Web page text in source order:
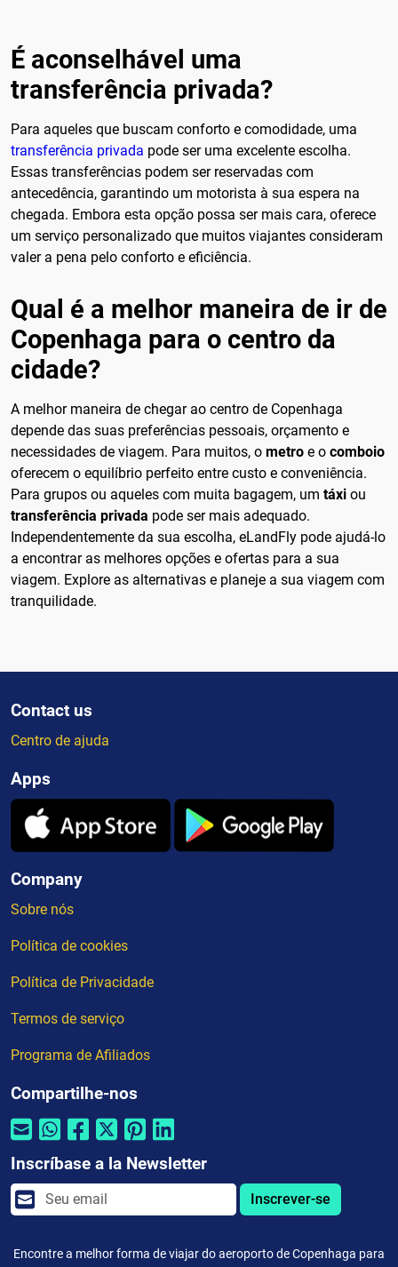
É aconselhável uma
transferência privada?
Para aqueles que buscam conforto e comodidade, uma
transferência privada pode ser uma excelente escolha.
Essas transferências podem ser reservadas com
antecedência, garantindo um motorista à sua espera na
chegada. Embora esta opção possa ser mais cara, oferece
um serviço personalizado que muitos viajantes consideram
valer a pena pelo conforto e eficiência.
Qual é a melhor maneira de ir de
Copenhaga para o centro da
cidade?
A melhor maneira de chegar ao centro de Copenhaga
depende das suas preferências pessoais, orçamento e
necessidades de viagem. Para muitos, o metro e o comboio
oferecem o equilíbrio perfeito entre custo e conveniência.
Para grupos ou aqueles com muita bagagem, um táxi ou
transferência privada pode ser mais adequado.
Independentemente da sua escolha, eLandFly pode ajudá-lo
a encontrar as melhores opções e ofertas para a sua
viagem. Explore as alternativas e planeje a sua viagem com
tranquilidade.
Contact us
Centro de ajuda
Apps
Company
Sobre nós
Política de cookies
Política de Privacidade
Termos de serviço
Programa de Afiliados
Compartilhe-nos
Inscríbase a la Newsletter
Inscrever-se
Encontre a melhor forma de viajar do aeroporto de Copenhaga para